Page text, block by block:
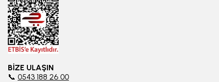
BİZE ULAŞIN
📞 0543 188 26 00